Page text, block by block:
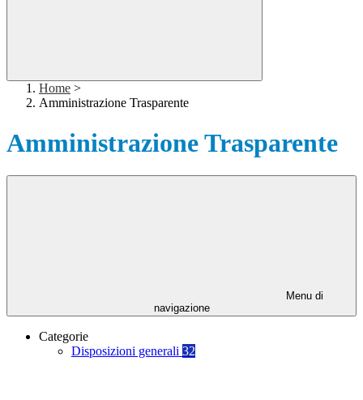
Home >
Amministrazione Trasparente
Amministrazione Trasparente
Menu di
navigazione
Categorie
Disposizioni generali 32